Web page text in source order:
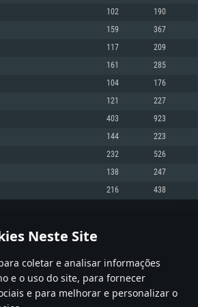
Neste Site
coletar e analisar informações
e o uso do site, para fornecer
e para melhorar e personalizar o
11: AMD Radeon 77XX / NVIDIA GeForce
suportada: 720p
superior
(Mac), equivalentes AMD/Nvidia para Mac.
720p com suporte Metal.
larga.
os drivers mais recentes (não mais de 6
os drivers mais recentes com suporte
Resolução mínima suportada: 720p.
64bit
com os drivers mais recentes (não mais de 6
RX 570) com os drivers mais recentes
102 190
159 367
117 209
161 285
104 176
121 227
403 923
144 223
232 526
138 247
216 438